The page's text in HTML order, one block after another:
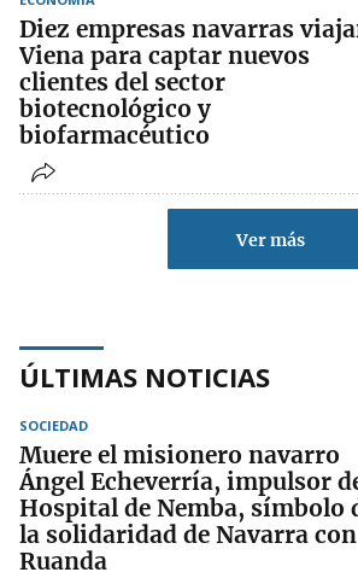
Diez empresas navarras
Viena para captar nuevos
clientes del sector
biotecnológico y
biofarmacéutico
Ver más
ÚLTIMAS NOTICIAS
SOCIEDAD
Muere el misionero navarro
Ángel Echeverría, impulsor
Hospital de Nemba, símbolo
la solidaridad de Navarra con
Ruanda